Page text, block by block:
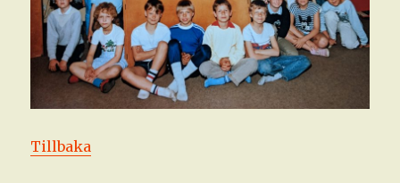
Tillbaka